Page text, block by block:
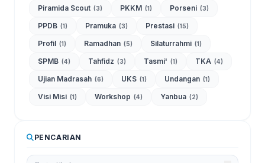
Piramida Scout (3) PKKM (1) Porseni (3)
PPDB (1) Pramuka (3) Prestasi (15)
Profil (1) Ramadhan (5) Silaturrahmi (1)
SPMB (4) Tahfidz (3) Tasmi' (1) TKA (4)
Ujian Madrasah (6) UKS (1) Undangan (1)
Visi Misi (1) Workshop (4) Yanbua (2)
PENCARIAN